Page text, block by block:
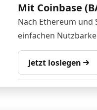
Mit Coinbase
Nach Ethereum und
einfachen
Jetzt loslegen